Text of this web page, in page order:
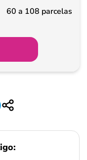
60 a 108 parcelas